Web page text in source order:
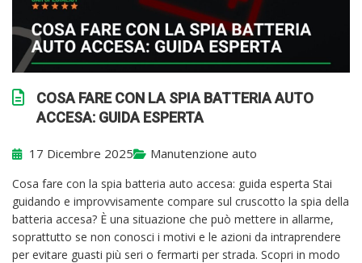
COSA FARE CON LA SPIA BATTERIA AUTO
ACCESA: GUIDA ESPERTA
17 Dicembre 2025 Manutenzione auto
Cosa fare con la spia batteria auto accesa: guida esperta Stai
guidando e improvvisamente compare sul cruscotto la spia della
batteria accesa? È una situazione che può mettere in allarme,
soprattutto se non conosci i motivi e le azioni da intraprendere
per evitare guasti più seri o fermarti per strada. Scopri in modo